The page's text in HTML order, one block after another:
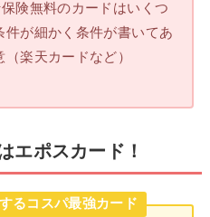
険無料のカードはいくつ
件が細かく条件が書いてあ
楽天カードなど）
エポスカード！
るコスパ最強カード